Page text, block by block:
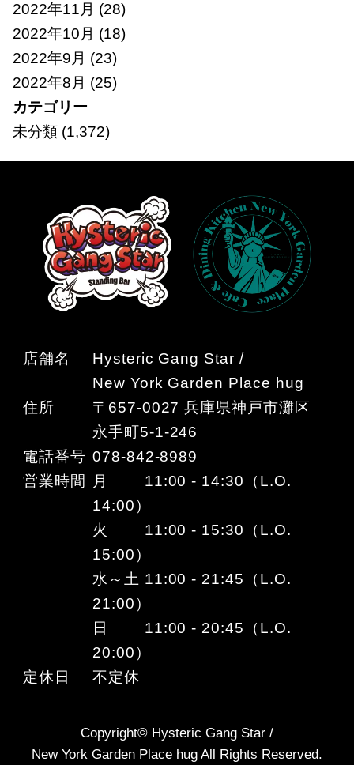
2022年11月 (28)
2022年10月 (18)
2022年9月 (23)
2022年8月 (25)
カテゴリー
未分類(1,372)
店舗名
Hysteric Gang Star /
New York Garden Place hug
住所
〒657-0027 兵庫県神戸市灘区
永手町5-1-246
電話番号 078-842-8989
営業時間
月 11:00 - 14:30（L.O.
14:00）
火 11:00 - 15:30（L.O.
15:00）
水～土 11:00 - 21:45（L.O.
21:00）
日 11:00 - 20:45（L.O.
20:00）
定休日
不定休
Copyright© Hysteric Gang Star /
New York Garden Place hug All Rights Reserved.